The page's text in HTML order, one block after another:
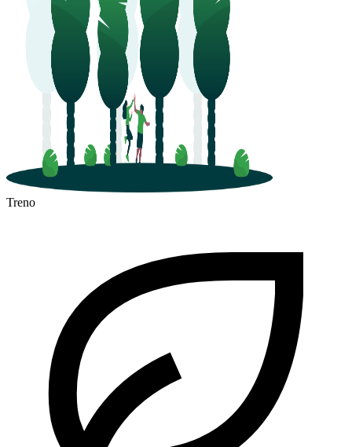
Treno